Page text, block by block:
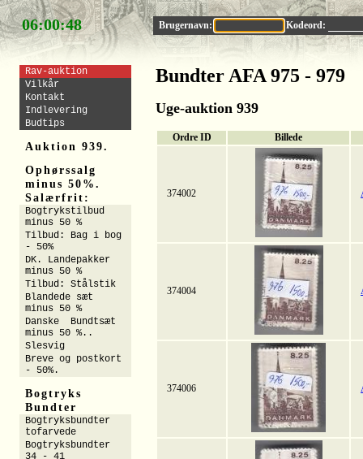
06:00:47 Brugernavn: Kodeord:
Bundter AFA 975 - 979
Uge-auktion 939
Ordre ID Billede
374002
374004
374006
Rav-auktion
Vilkår
Kontakt
Indlevering
Budtips
Auktion 939.
Ophørssalg
minus 50%.
Salærfrit:
Bogtrykstilbud
minus 50 %
Tilbud: Bag i bog
- 50%
DK. Landepakker
minus 50 %
Tilbud: Stålstik
Blandede sæt
minus 50 %
Danske Bundtsæt
minus 50 %..
Slesvig
Breve og postkort
- 50%.
Bogtryks
Bundter
Bogtryksbundter
tofarvede
Bogtryksbundter
34 - 41